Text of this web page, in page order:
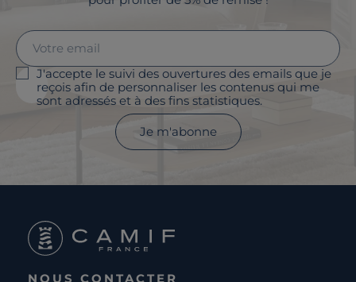
J'accepte le suivi des ouvertures des emails que je
reçois afin de personnaliser les contenus qui me
sont adressés et à des fins statistiques.
Je m'abonne
NOUS CONTACTER